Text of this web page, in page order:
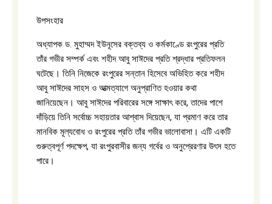
উপসংহার
অধ্যাপক ড. মুহাম্মদ ইউনূসের বক্তব্য ও কর্মকাণ্ডে রংপুরের প্রতি
তাঁর গভীর সম্পর্ক এবং শহীদ আবু সাঈদের প্রতি শ্রদ্ধার প্রতিফলন
ঘটেছে। তিনি নিজেকে রংপুরের সন্তান হিসেবে অভিহিত করে শহীদ
আবু সাঈদের সাহস ও আত্মত্যাগে অনুপ্রাণিত হওয়ার কথা
জানিয়েছেন। আবু সাঈদের পরিবারের সঙ্গে সাক্ষাৎ করে, তাদের পাশে
দাঁড়িয়ে তিনি সর্বোচ্চ সহায়তার আশ্বাস দিয়েছেন, যা প্রমাণ করে তার
মানবিক মূল্যবোধ ও রংপুরের প্রতি তাঁর গভীর ভালোবাসা। এটি একটি
গুরুত্বপূর্ণ পদক্ষেপ, যা রংপুরবাসীর জন্য গর্বের ও অনুপ্রেরণার উৎস হতে
পারে।